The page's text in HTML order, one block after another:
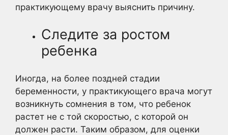
практикующему врачу выяснить причину.
Следите за ростом
ребенка
Иногда, на более поздней стадии
беременности, у практикующего врача могут
возникнуть сомнения в том, что ребенок
растет не с той скоростью, с которой он
должен расти. Таким образом, для оценки